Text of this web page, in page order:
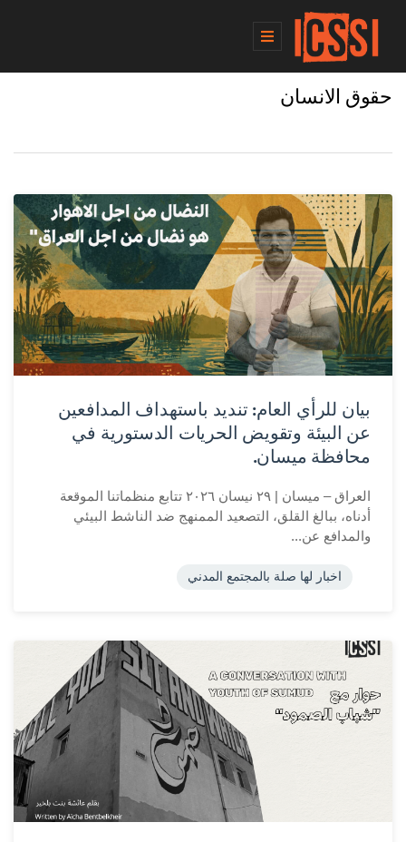
حقوق الانسان
بيان للرأي العام: تنديد باستهداف المدافعين
عن البيئة وتقويض الحريات الدستورية في
محافظة ميسان.
العراق – ميسان | ٢٩ نيسان ٢٠٢٦ تتابع منظماتنا الموقعة
أدناه، ببالغ القلق، التصعيد الممنهج ضد الناشط البيئي
والمدافع عن...
اخبار لها صلة بالمجتمع المدني